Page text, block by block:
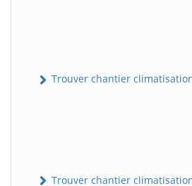
Trouver chantier
Trouver chantier